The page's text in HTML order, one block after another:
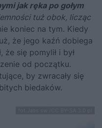
jak ręka po gołym
tuż obok, licząc
koniec na tym. Kiedy
że jego kaźń dobiega
że się pomylił i był
od początku.
by zwracały się
biedaków.